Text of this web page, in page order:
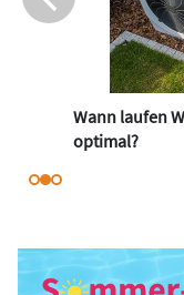
Wann laufen
optimal?